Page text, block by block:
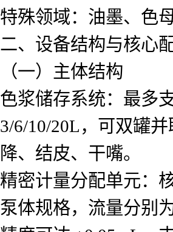
特殊领域：油墨、色
二、设备结构与核心
（一）主体结构
色浆储存系统：最多
3/6/10/20L，可双罐
降、结皮、干嘴。
精密计量分配单元：
泵体规格，流量分别